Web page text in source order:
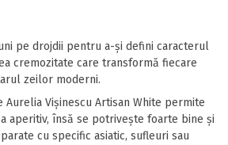
pe drojdii pentru a-şi defini caracterul
cremozitate care transformă fiecare
zeilor moderni.
Aurelia Vişinescu Artisan White permite
aperitiv, însă se potriveşte foarte bine şi
cu specific asiatic, sufleuri sau